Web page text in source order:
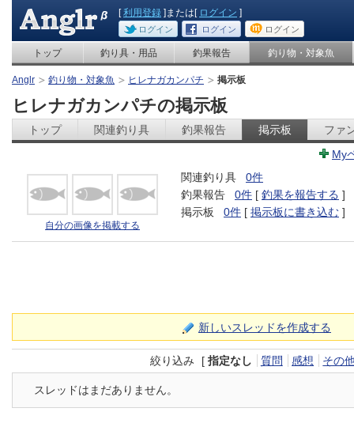
[利用登録 ]または[ ログイン ]
ログイン ログイン ログイン
トップ 釣り具・用品 釣果報告 釣り物・対象魚
Anglr 釣り物・対象魚 ヒレナガカンパチ 掲示板
ヒレナガカンパチの掲示板
トップ 関連釣り具 釣果報告 掲示板
ファ
My
自分の画像を掲載する
関連釣り具
0件
釣果報告
0件 [ 釣果を報告する ]
掲示板
0件 [ 掲示板に書き込む ]
新しいスレッドを作成する
絞り込み [ 指定なし 質問 感想 その
スレッドはまだありません。